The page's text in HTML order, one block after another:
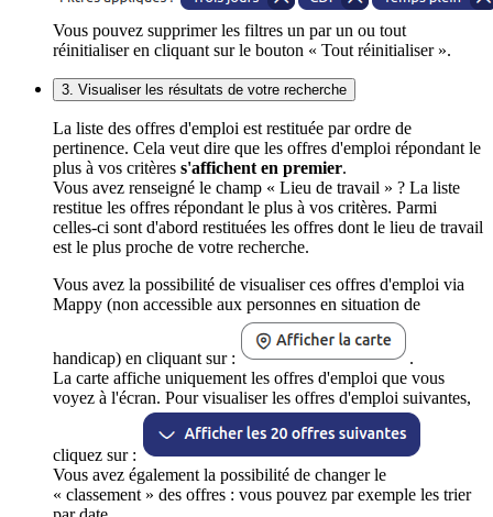
Vous pouvez supprimer les filtres un par un ou tout
réinitialiser en cliquant sur le bouton « Tout réinitialiser ».
3. Visualiser les résultats de votre recherche
La liste des offres d'emploi est restituée par ordre de
pertinence. Cela veut dire que les offres d'emploi répondant le
plus à vos critères s'affichent en premier.
Vous avez renseigné le champ « Lieu de travail » ? La liste
restitue les offres répondant le plus à vos critères. Parmi
celles-ci sont d'abord restituées les offres dont le lieu de travail
est le plus proche de votre recherche.
Vous avez la possibilité de visualiser ces offres d'emploi via
Mappy (non accessible aux personnes en situation de
handicap) en cliquant sur :
.
La carte affiche uniquement les offres d'emploi que vous
voyez à l'écran. Pour visualiser les offres d'emploi suivantes,
cliquez sur :
Vous avez également la possibilité de changer le
« classement » des offres : vous pouvez par exemple les trier